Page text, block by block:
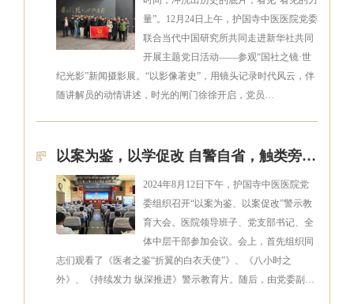
量”。12月24日上午，护国寺中医医院党委
联合当代中国研究所共同走进新华社共同
开展主题党日活动——参观“国社之镜·世
纪光影”新闻摄影展。“以影像著史”，用镜头记录时代风云，伴
随讲解员的动情讲述，时光的闸门徐徐开启，党员…
以案为鉴，以学促改 自警自省，触类旁通——护国寺中医医院召开警示教育大会
2024年8月12日下午，护国寺中医医院党
委组织召开“以案为鉴、以案促改”警示教
育大会。医院领导班子、党支部书记、全
体中层干部参加会议。会上，首先组织同
志们观看了《医者之鉴“折翼的白衣天使”》、《八小时之
外》、《持续发力 纵深推进》警示教育片。随后，由党委副…